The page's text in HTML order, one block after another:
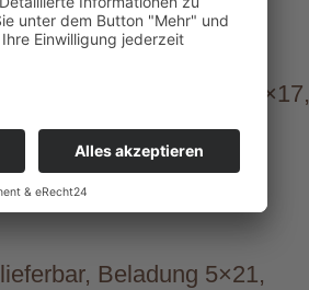
lieferbar, Beladung 3×17,
Beladung 5×21,